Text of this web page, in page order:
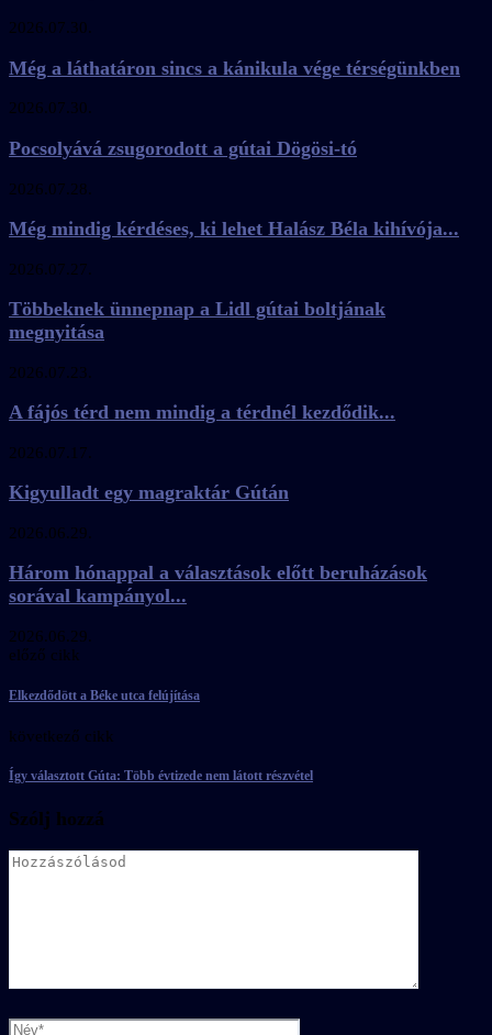
2026.07.30.
Még a láthatáron sincs a kánikula vége térségünkben
2026.07.30.
Pocsolyává zsugorodott a gútai Dögösi-tó
2026.07.28.
Még mindig kérdéses, ki lehet Halász Béla kihívója...
2026.07.27.
Többeknek ünnepnap a Lidl gútai boltjának
megnyitása
2026.07.23.
A fájós térd nem mindig a térdnél kezdődik...
2026.07.17.
Kigyulladt egy magraktár Gútán
2026.06.29.
Három hónappal a választások előtt beruházások
sorával kampányol...
2026.06.29.
előző cikk
Elkezdődött a Béke utca felújítása
következő cikk
Így választott Gúta: Több évtizede nem látott részvétel
Szólj hozzá